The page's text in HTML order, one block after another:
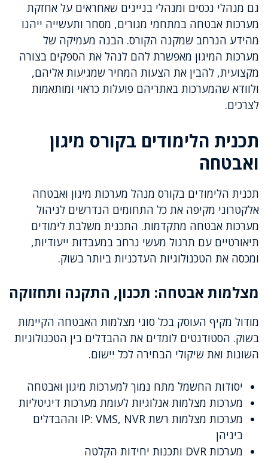
גם מנהלי נכסים ומנהלי בניינים שאחראים על אחזקת
מערכות אבטחה במתחמי מגורים, מסחר ותעשייה ייהנו
מהידע הנרחב שמקנה הקורס. הבנה מעמיקה של
מערכות המיגון מאפשרת להם לנהל את הספקים בצורה
מקצועית, להבין את הצעות המחיר שמגיעות אליהם,
ולוודא שהמערכות באתריהם פועלות כראוי ומותאמות
לצרכים.
תכנית הלימודים בקורס מיגון
ואבטחה
תכנית הלימודים בקורס מנהל מערכות מיגון ואבטחה
אלקטרוני מקיפה את כל התחומים הנדרשים לניהול
מערכות אבטחה מתקדמות. התכנית משלבת לימודים
תיאורטיים עם תרגול מעשי נרחב במעבדות ייעודיות,
ומכסה את הטכנולוגיות העדכניות ביותר בשוק.
מצלמות אבטחה: תכנון, התקנה ותחזוקה
מודול מקיף העוסק בכל סוגי מצלמות האבטחה הקיימות
בשוק. הסטודנטים לומדים את ההבדלים בין הטכנולוגיות
השונות ואת שיקולי הבחירה לכל יישום.
יסודות החשמל מתח נמוך למערכות מיגון ואבטחה
מערכות מצלמות אנלוגיות לעומת מערכות דיגיטליות
מערכות מצלמות רשת IP: VMS, NVR וההבדלים
ביניהן
מערכות DVR ותכנות יחידות הקלטה